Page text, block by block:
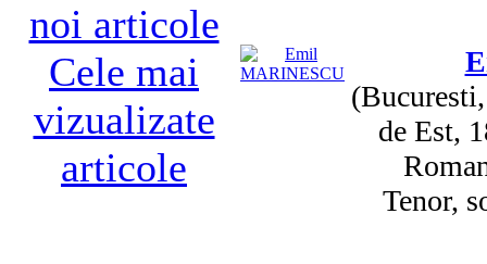
noi articole
Cele mai
vizualizate
articole
de Est,
Tenor,